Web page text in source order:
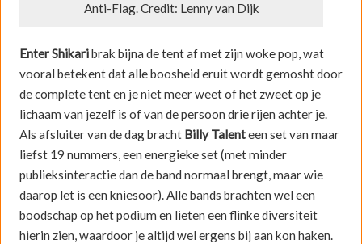
Anti-Flag. Credit: Lenny van Dijk
Enter Shikaribrak bijna de tent af met zijn woke pop, wat
vooral betekent dat alle boosheid eruit wordt gemosht door
de complete tent en je niet meer weet of het zweet op je
lichaam van jezelf is of van de persoon drie rijen achter je.
Als afsluiter van de dag bracht Billy Talenteen set van maar
liefst 19 nummers, een energieke set (met minder
publieksinteractie dan de band normaal brengt, maar wie
daarop let is een kniesoor). Alle bands brachten wel een
boodschap op het podium en lieten een flinke diversiteit
hierin zien, waardoor je altijd wel ergens bij aan kon haken.